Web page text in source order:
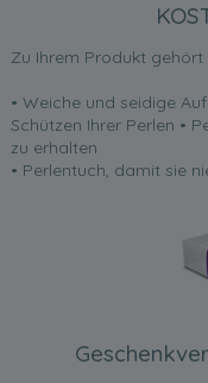
Zu Ihrem Produkt gehört
• Weiche und seidige
Schützen Ihrer Perlen •
zu erhalten
• Perlentuch, damit sie